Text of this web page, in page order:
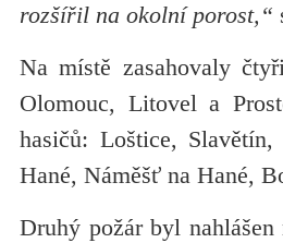
rozšířil na okolní porost,“
Na místě zasahovaly
Olomouc, Litovel a
hasičů: Loštice,
Hané, Náměšť na Hané,
Druhý požár byl